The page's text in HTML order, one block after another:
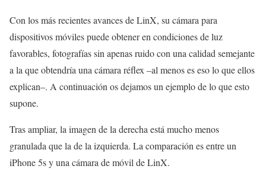
Con los más recientes avances de LinX, su cámara para
dispositivos móviles puede obtener en condiciones de luz
favorables, fotografías sin apenas ruido con una calidad semejante
a la que obtendría una cámara réflex –al menos es eso lo que ellos
explican–. A continuación os dejamos un ejemplo de lo que esto
supone.
Tras ampliar, la imagen de la derecha está mucho menos
granulada que la de la izquierda. La comparación es entre un
iPhone 5s y una cámara de móvil de LinX.